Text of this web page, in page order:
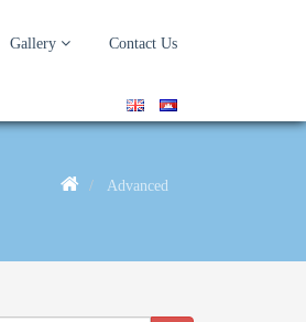
Gallery Contact Us
Advanced